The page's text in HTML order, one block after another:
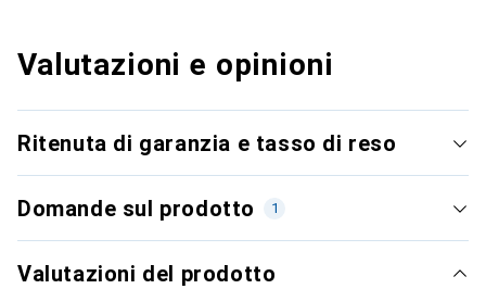
Valutazioni e opinioni
Ritenuta di garanzia e tasso di reso
Domande sul prodotto 1
Valutazioni del prodotto